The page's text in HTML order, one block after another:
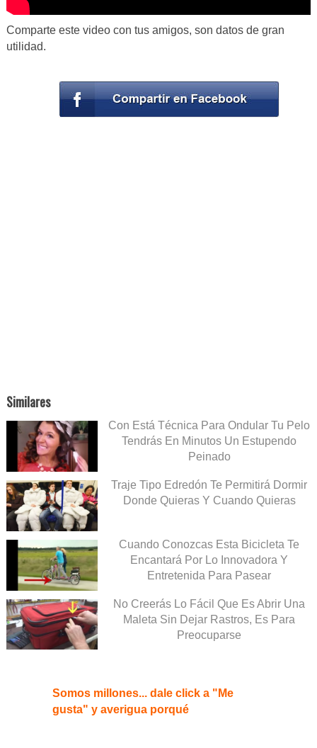
Comparte este video con tus amigos, son datos de gran
utilidad.
Similares
Con Está Técnica Para Ondular Tu Pelo
Tendrás En Minutos Un Estupendo
Peinado
Traje Tipo Edredón Te Permitirá Dormir
Donde Quieras Y Cuando Quieras
Cuando Conozcas Esta Bicicleta Te
Encantará Por Lo Innovadora Y
Entretenida Para Pasear
No Creerás Lo Fácil Que Es Abrir Una
Maleta Sin Dejar Rastros, Es Para
Preocuparse
Somos millones... dale click a "Me
gusta" y averigua porqué